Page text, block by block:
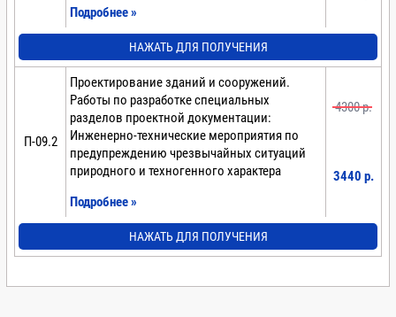
Подробнее »
НАЖАТЬ ДЛЯ ПОЛУЧЕНИЯ
П-09.2
Проектирование зданий и сооружений.
Работы по разработке специальных
разделов проектной документации:
Инженерно-технические мероприятия по
предупреждению чрезвычайных ситуаций
природного и техногенного характера
Подробнее »
4300 p.
3440 p.
НАЖАТЬ ДЛЯ ПОЛУЧЕНИЯ